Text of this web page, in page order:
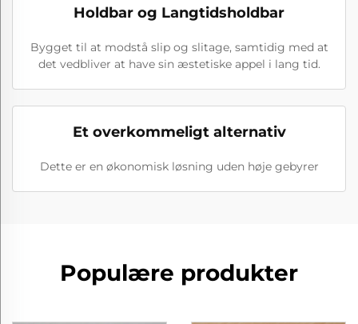
Holdbar og Langtidsholdbar
Bygget til at modstå slip og slitage, samtidig med at
det vedbliver at have sin æstetiske appel i lang tid.
Et overkommeligt alternativ
Dette er en økonomisk løsning uden høje gebyrer
Populære produkter